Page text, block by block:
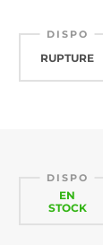
DISPO
RUPTURE
DISPO
EN
STOCK